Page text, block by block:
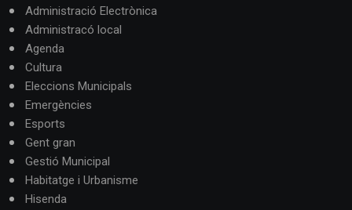
Administració Electrònica
Administracó local
Agenda
Cultura
Eleccions Municipals
Emergències
Esports
Gent gran
Gestió Municipal
Habitatge i Urbanisme
Hisenda